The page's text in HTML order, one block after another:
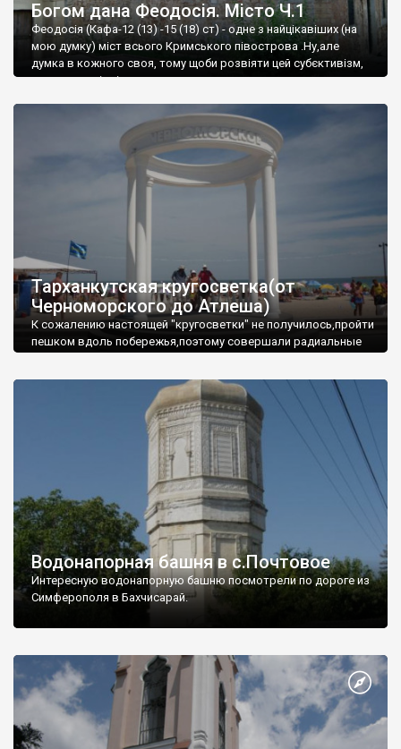
Богом дана Феодосія. Місто Ч.1
Феодосія (Кафа-12 (13) -15 (18) ст) - одне з найцікавіших (на
мою думку) міст всього Кримського півострова .Ну,але
думка в кожного своя, тому щоби розвіяти цей субєктивізм,
запрошую відвідати це
Тарханкутская кругосветка(от
Черноморского до Атлеша)
К сожалению настоящей "кругосветки" не получилось,пройти
пешком вдоль побережья,поэтому совершали радиальные
Водонапорная башня в с.Почтовое
Интересную водонапорную башню посмотрели по дороге из
Симферополя в Бахчисарай.